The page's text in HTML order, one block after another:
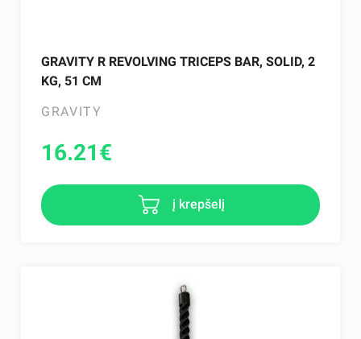
GRAVITY R REVOLVING TRICEPS BAR, SOLID, 2
KG, 51 CM
GRAVITY
16.21€
į krepšelį